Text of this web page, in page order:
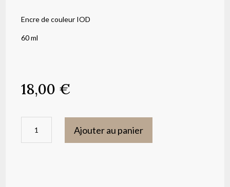
Encre de couleur IOD
60 ml
18,00 €
Ajouter au panier